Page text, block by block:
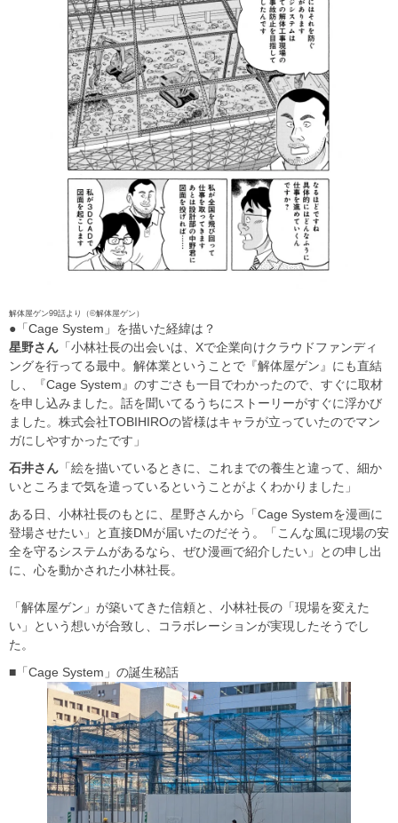
解体屋ゲン99話より（©解体屋ゲン）
●「Cage System」を描いた経緯は？
星野さん 「小林社長の出会いは、Xで企業向けクラウドファンディ
ングを行ってる最中。解体業ということで『解体屋ゲン』にも直結
し、『Cage System』のすごさも一目でわかったので、すぐに取材
を申し込みました。話を聞いてるうちにストーリーがすぐに浮かび
ました。株式会社TOBIHIROの皆様はキャラが立っていたのでマン
ガにしやすかったです」
石井さん 「絵を描いているときに、これまでの養生と違って、細か
いところまで気を遣っているということがよくわかりました」
ある日、小林社長のもとに、星野さんから「Cage Systemを漫画に
登場させたい」と直接DMが届いたのだそう。「こんな風に現場の安
全を守るシステムがあるなら、ぜひ漫画で紹介したい」との申し出
に、心を動かされた小林社長。
「解体屋ゲン」が築いてきた信頼と、小林社長の「現場を変えた
い」という想いが合致し、コラボレーションが実現したそうでし
た。
■「Cage System」の誕生秘話